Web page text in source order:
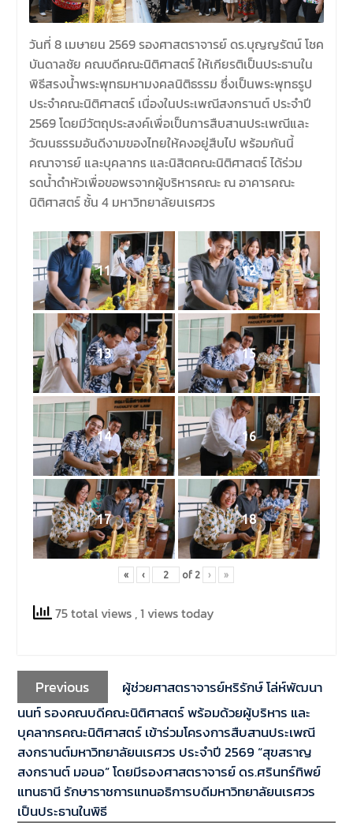
วันที่ 8 เมษายน 2569 รองศาสตราจารย์ ดร.บุญญรัตน์ โชค
บันดาลชัย คณบดีคณะนิติศาสตร์ ให้เกียรติเป็นประธานใน
พิธีสรงน้ำพระพุทธมหามงคลนิติธรรม ซึ่งเป็นพระพุทธรูป
ประจำคณะนิติศาสตร์ เนื่องในประเพณีสงกรานต์ ประจำปี
2569 โดยมีวัตถุประสงค์เพื่อเป็นการสืบสานประเพณีและ
วัฒนธรรมอันดีงามของไทยให้คงอยู่สืบไป พร้อมกันนี้
คณาจารย์ และบุคลากร และนิสิตคณะนิติศาสตร์ ได้ร่วม
รดน้ำดำหัวเพื่อขอพรจากผู้บริหารคณะ ณ อาคารคณะ
นิติศาสตร์ ชั้น 4 มหาวิทยาลัยนเรศวร
11 12
13 15
14 16
17 18
« ‹ of 2 › »
75 total views , 1 views today
Previous
ผู้ช่วยศาสตราจารย์หริรักษ์ โล่ห์พัฒนา
นนท์ รองคณบดีคณะนิติศาสตร์ พร้อมด้วยผู้บริหาร และ
บุคลากรคณะนิติศาสตร์ เข้าร่วมโครงการสืบสานประเพณี
สงกรานต์มหาวิทยาลัยนเรศวร ประจำปี 2569 “สุขสราญ
สงกรานต์ มอนอ” โดยมีรองศาสตราจารย์ ดร.ศรินทร์ทิพย์
แทนธานี รักษาราชการแทนอธิการบดีมหาวิทยาลัยนเรศวร
เป็นประธานในพิธี